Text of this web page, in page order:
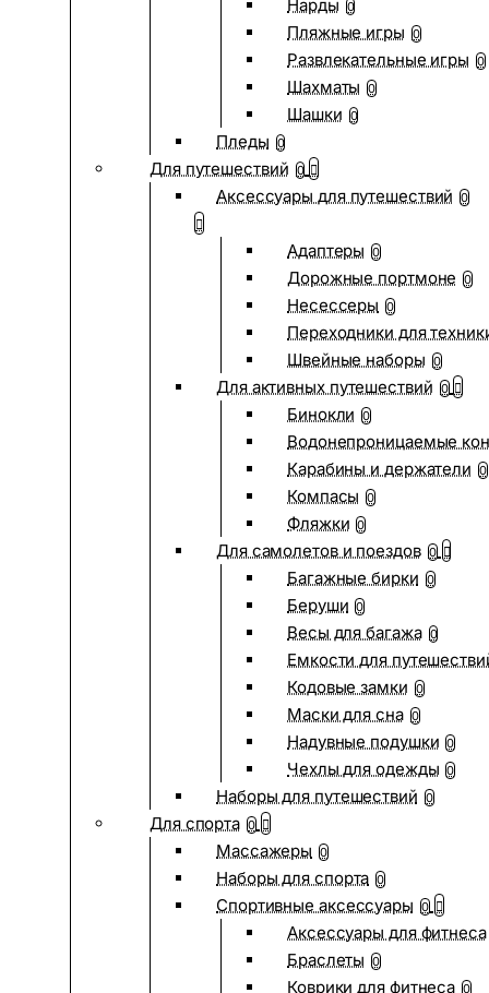
Нарды 0
Пляжные игры 0
Развлекательные игры 0
Шахматы 0
Шашки 0
Пледы 0
Для путешествий 0
Аксессуары для путешествий 0
Адаптеры 0
Дорожные портмоне 0
Несессеры 0
Переходники для
Швейные наборы 0
Для активных путешествий 0
Бинокли 0
Водонепроницаемые
Карабины и держатели 0
Компасы 0
Фляжки 0
Для самолетов и поездов 0
Багажные бирки 0
Беруши 0
Весы для багажа 0
Емкости для
Кодовые замки 0
Маски для сна 0
Надувные подушки 0
Чехлы для одежды 0
Наборы для путешествий 0
Для спорта 0
Массажеры 0
Наборы для спорта 0
Спортивные аксессуары 0
Аксессуары для фитнеса
Браслеты 0
Коврики для фитнеса 0